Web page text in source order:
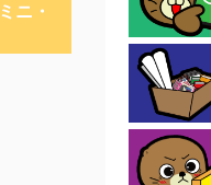
ニ・